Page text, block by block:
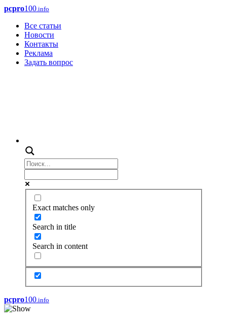
pcpro100.info
Все статьи
Новости
Контакты
Реклама
Задать вопрос
Exact matches only
Search in title
Search in content
pcpro100.info